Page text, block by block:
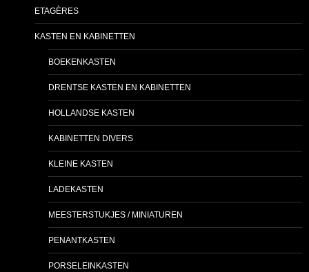
ETAGÈRES
KASTEN EN KABINETTEN
BOEKENKASTEN
DRENTSE KASTEN EN KABINETTEN
HOLLANDSE KASTEN
KABINETTEN DIVERS
KLEINE KASTEN
LADEKASTEN
MEESTERSTUKJES / MINIATUREN
PENANTKASTEN
PORSELEINKASTEN